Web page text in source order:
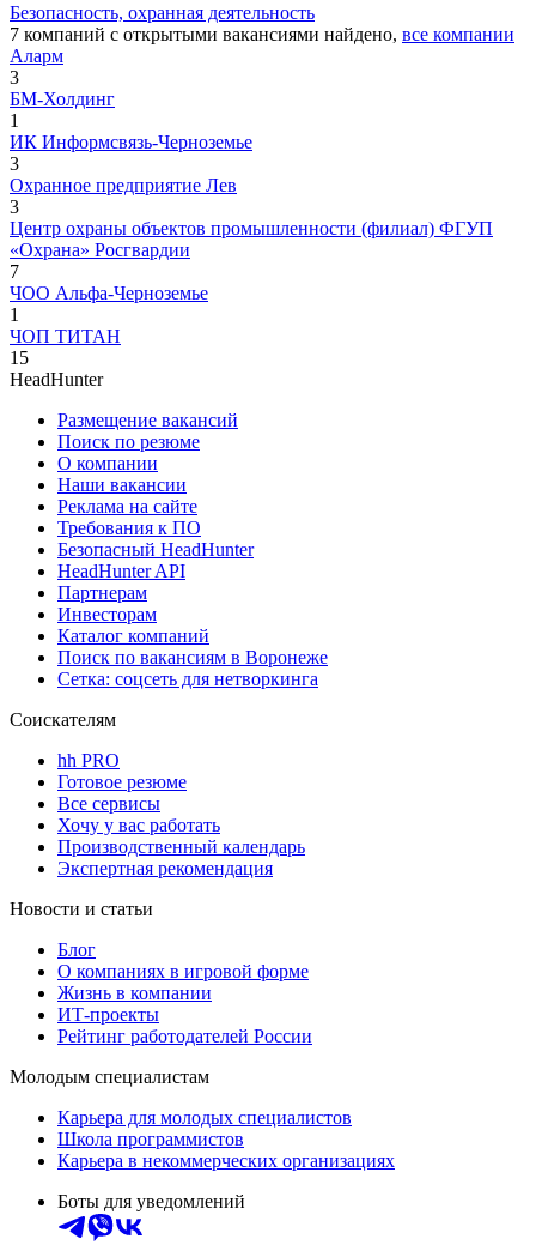
Безопасность, охранная деятельность
7 компаний с открытыми вакансиями найдено, все компании
Аларм
3
БМ-Холдинг
1
ИК Информсвязь-Черноземье
3
Охранное предприятие Лев
3
Центр охраны объектов промышленности (филиал) ФГУП
«Охрана» Росгвардии
7
ЧОО Альфа-Черноземье
1
ЧОП ТИТАН
15
HeadHunter
Размещение вакансий
Поиск по резюме
О компании
Наши вакансии
Реклама на сайте
Требования к ПО
Безопасный HeadHunter
HeadHunter API
Партнерам
Инвесторам
Каталог компаний
Поиск по вакансиям в Воронеже
Сетка: соцсеть для нетворкинга
Соискателям
hh PRO
Готовое резюме
Все сервисы
Хочу у вас работать
Производственный календарь
Экспертная рекомендация
Новости и статьи
Блог
О компаниях в игровой форме
Жизнь в компании
ИТ-проекты
Рейтинг работодателей России
Молодым специалистам
Карьера для молодых специалистов
Школа программистов
Карьера в некоммерческих организациях
Боты для уведомлений